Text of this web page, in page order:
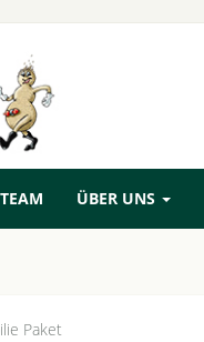
TEAM ÜBER UNS
Paket